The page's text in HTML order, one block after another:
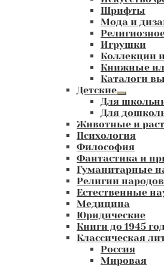
Шрифты
Мода и
Игрушки
Коллекции
Книжные
Каталоги
Детские
Развернутое
вложенное
меню
Для
Для
Животные и
Психология
Философия
Фантастика и
Гуманитарные
Религии
Естественные
Медицина
Юридические
Книги до 1945
Классическая
Россия
Мировая